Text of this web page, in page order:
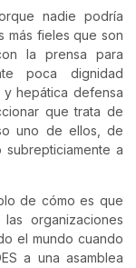
nadie podría
más fieles que son
la prensa para
poca dignidad
hepática defensa
que trata de
uno de ellos, de
a
de cómo es que
organizaciones
el mundo cuando
a una asamblea